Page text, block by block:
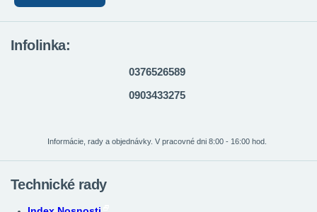
Infolinka:
0376526589
0903433275
Informácie, rady a objednávky. V pracovné dni 8:00 - 16:00 hod.
Technické rady